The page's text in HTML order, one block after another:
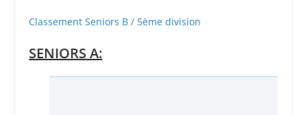
Classement Seniors B / 5ème division
SENIORS A: